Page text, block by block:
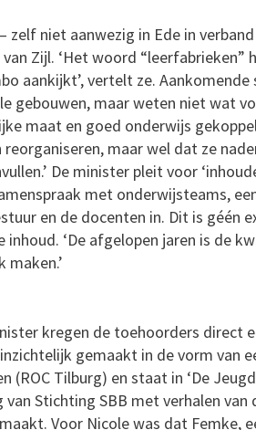
zelf niet aanwezig in Ede in
Zijl. ‘Het woord “leerfabrieken”
aankijkt’, vertelt ze.
gebouwen, maar weten niet wat
maat en goed onderwijs
maar wel dat ze
De minister pleit voor
met onderwijsteams,
en de docenten in. Dit is géén
‘De afgelopen jaren is de
kregen de toehoorders direct
inzichtelijk gemaakt in de vorm van
(ROC Tilburg) en staat in ‘De
Stichting SBB met verhalen
Voor Nicole was dat Femke,